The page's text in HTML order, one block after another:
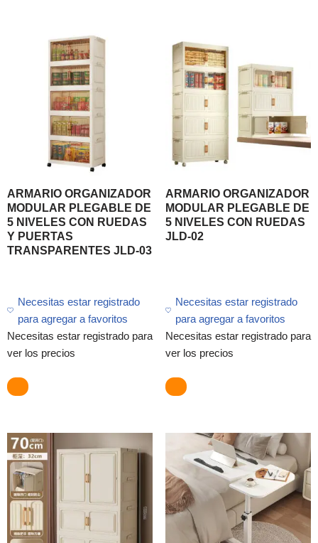
ARMARIO ORGANIZADOR
MODULAR PLEGABLE DE
5 NIVELES CON RUEDAS
Y PUERTAS
TRANSPARENTES JLD-03
Necesitas estar registrado
para agregar a favoritos
Necesitas estar registrado para
ver los precios
ARMARIO ORGANIZADOR
MODULAR PLEGABLE DE
5 NIVELES CON RUEDAS
JLD-02
Necesitas estar registrado
para agregar a favoritos
Necesitas estar registrado para
ver los precios